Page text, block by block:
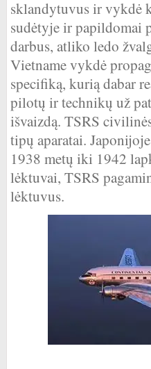
sklandytuvus ir vykdė
sudėtyje ir papildomai
darbus, atliko ledo
Vietname vykdė
specifiką, kurią dabar
pilotų ir technikų už
išvaizdą. TSRS
tipų aparatai.
1938 metų iki 1942
lėktuvai, TSRS
lėktuvus.